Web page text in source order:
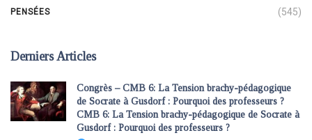
PENSÉES (545)
Derniers Articles
Congrès – CMB 6: La Tension brachy-pédagogique
de Socrate à Gusdorf : Pourquoi des professeurs ?
CMB 6: La Tension brachy-pédagogique de Socrate à
Gusdorf : Pourquoi des professeurs ?